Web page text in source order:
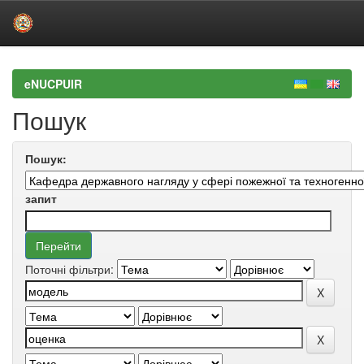
navigationeNUCPUIR
Пошук
Пошук:
запит
Поточні фільтри: